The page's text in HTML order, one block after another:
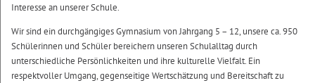
Interesse an unserer Schule.
Wir sind ein durchgängiges Gymnasium von Jahrgang 5 – 12, unsere ca. 950
Schülerinnen und Schüler bereichern unseren Schulalltag durch
unterschiedliche Persönlichkeiten und ihre kulturelle Vielfalt. Ein
respektvoller Umgang, gegenseitige Wertschätzung und Bereitschaft zu